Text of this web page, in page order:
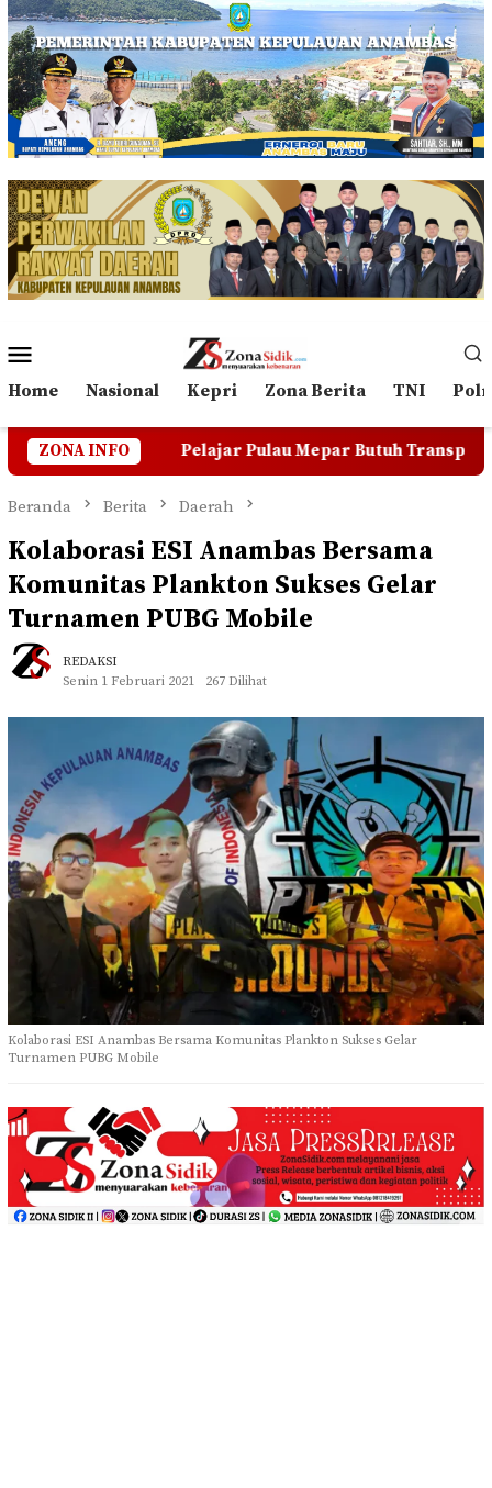
Loncat
ke
konten
Mobile
Home Nasional Kepri Zona Berita TNI
ZONA INFO
Pelajar Pulau Mepar Butuh Transportasi Darat, Warga
Beranda Berita Daerah
Kolaborasi ESI Anambas Bersama
Komunitas Plankton Sukses Gelar
Turnamen PUBG Mobile
REDAKSI
Senin 1 Februari 2021
267 Dilihat
Kolaborasi ESI Anambas Bersama Komunitas Plankton Sukses Gelar
Turnamen PUBG Mobile